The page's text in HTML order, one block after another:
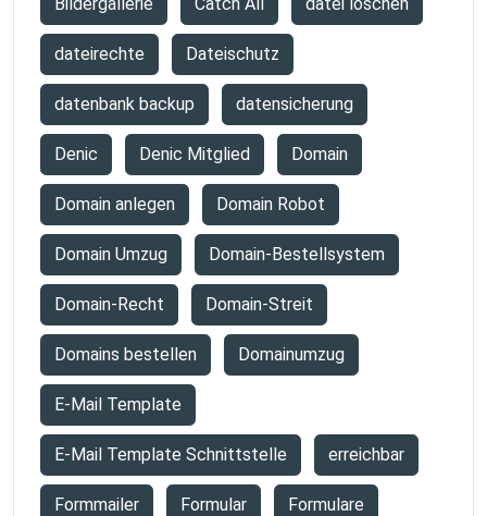
dateirechte Dateischutz
datenbank backup datensicherung
Denic Denic Mitglied Domain
Domain anlegen Domain Robot
Domain Umzug Domain-Bestellsystem
Domain-Recht Domain-Streit
Domains bestellen Domainumzug
E-Mail Template
E-Mail Template Schnittstelle erreichbar
Formmailer Formular Formulare